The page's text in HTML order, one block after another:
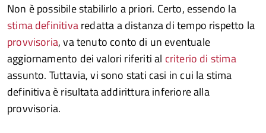
Non è possibile stabilirlo a priori. Certo, essendo la
stima definitivaredatta a distanza di tempo rispetto la
provvisoria, va tenuto conto di un eventuale
aggiornamento dei valori riferiti al criterio di stima
assunto. Tuttavia, vi sono stati casi in cui la stima
definitiva è risultata addirittura inferiore alla
provvisoria.